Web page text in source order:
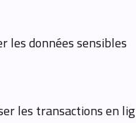
les données sensibles
les transactions en